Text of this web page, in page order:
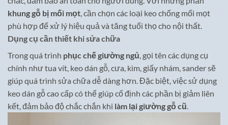
khung gỗ bị mối mọt, cần chọn các loại keo chống mối mọt
phù hợp để xử lý hiệu quả và tăng tuổi thọ cho nội thất.
Dụng cụ cần thiết khi sửa chữa
Trong quá trình phục chế giường ngủ, gọi tên các dụng cụ
chính như tua vít, keo dán gỗ, cưa, kìm, giấy nhám, sander sẽ
giúp quá trình sửa chữa dễ dàng hơn. Đặc biệt, việc sử dụng
keo dán gỗ cao cấp có thể giúp cố định các phần bị giảm liên
kết, đảm bảo độ chắc chắn khi làm lại giường gỗ cũ.